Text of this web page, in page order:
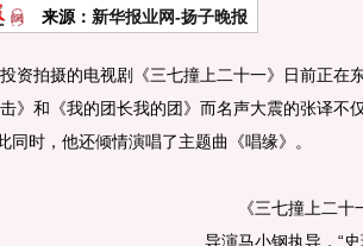
来源： 新华报业网-扬子晚报
拍摄的电视剧《三七撞上二十一》日前正在
》和《我的团长我的团》而名声大震的张译不
同时，他还倾情演唱了主题曲《唱缘》。
《三七撞上二十
导演马小钢执导，“